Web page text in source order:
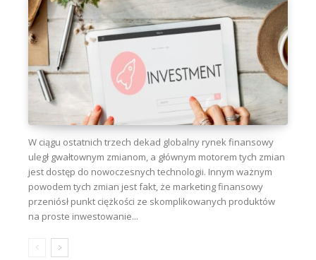
W ciągu ostatnich trzech dekad globalny rynek finansowy
uległ gwałtownym zmianom, a głównym motorem tych zmian
jest dostęp do nowoczesnych technologii. Innym ważnym
powodem tych zmian jest fakt, że marketing finansowy
przeniósł punkt ciężkości ze skomplikowanych produktów
na proste inwestowanie...